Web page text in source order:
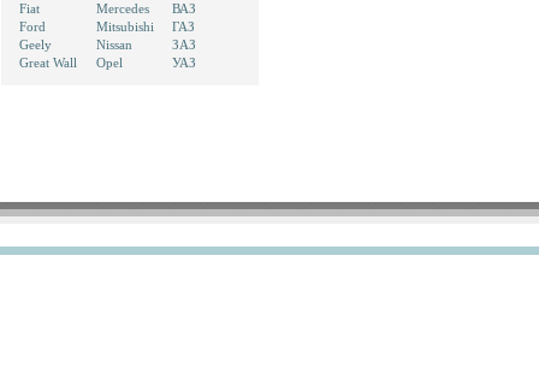
Fiat
Ford
Geely
Great Wall
Mercedes
Mitsubishi
Nissan
Opel
ВАЗ
ГАЗ
ЗАЗ
УАЗ